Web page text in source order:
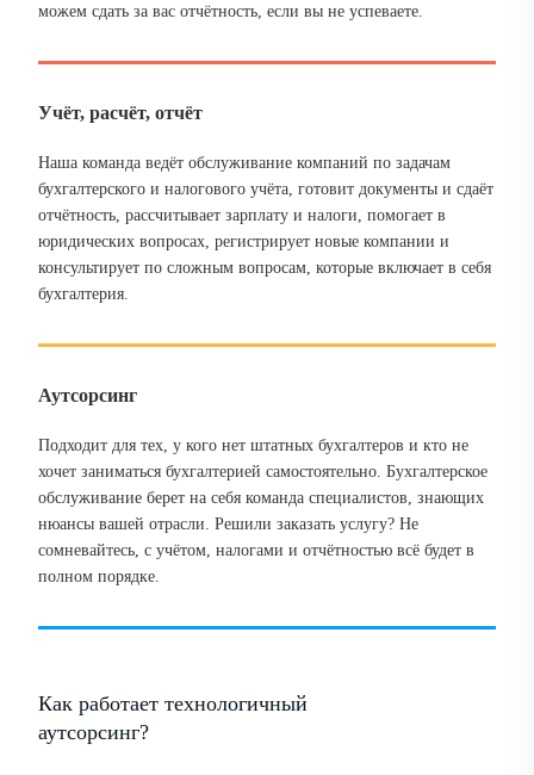
можем сдать за вас отчётность, если вы не успеваете.
Учёт, расчёт, отчёт
Наша команда ведёт обслуживание компаний по задачам
бухгалтерского и налогового учёта, готовит документы и сдаёт
отчётность, рассчитывает зарплату и налоги, помогает в
юридических вопросах, регистрирует новые компании и
консультирует по сложным вопросам, которые включает в себя
бухгалтерия.
Аутсорсинг
Подходит для тех, у кого нет штатных бухгалтеров и кто не
хочет заниматься бухгалтерией самостоятельно. Бухгалтерское
обслуживание берет на себя команда специалистов, знающих
нюансы вашей отрасли. Решили заказать услугу? Не
сомневайтесь, с учётом, налогами и отчётностью всё будет в
полном порядке.
Как работает технологичный
аутсорсинг?